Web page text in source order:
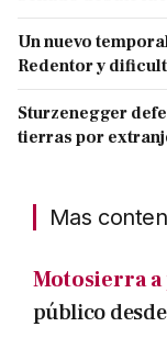
Un nuevo
Redentor y
Sturzenegger
tierras por
Mas
Motosierra
público